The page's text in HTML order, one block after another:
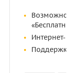
Возможности
Интернет-
Поддержка